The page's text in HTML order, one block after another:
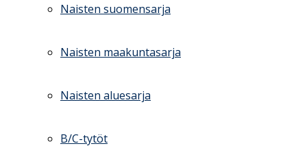
Naisten suomensarja
Naisten maakuntasarja
Naisten aluesarja
B/C-tytöt